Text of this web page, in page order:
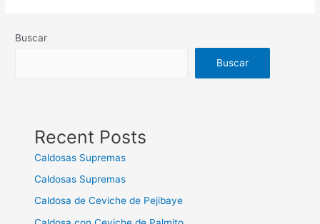
Buscar
Buscar
Recent Posts
Caldosas Supremas
Caldosas Supremas
Caldosa de Ceviche de Pejibaye